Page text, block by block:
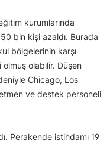
kurumlarında
bin kişi azaldı. Burada
bölgelerinin karşı
olmuş olabilir. Düşen
Chicago, Los
ve destek personeli
Perakende istihdamı 19